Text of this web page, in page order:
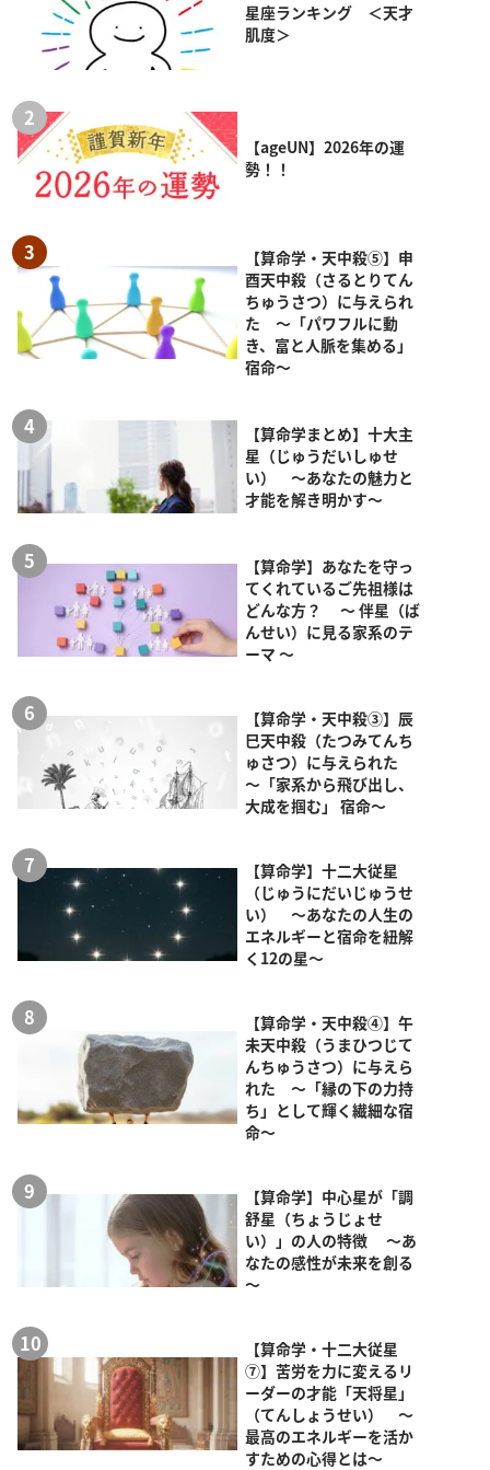
星座ランキング ＜天才
肌度＞
【ageUN】2026年の運
勢！！
【算命学・天中殺⑤】申
酉天中殺（さるとりてん
ちゅうさつ）に与えられ
た ～「パワフルに動
き、富と人脈を集める」
宿命～
【算命学まとめ】十大主
星（じゅうだいしゅせ
い） ～あなたの魅力と
才能を解き明かす～
【算命学】あなたを守っ
てくれているご先祖様は
どんな方？ ～ 伴星（ば
んせい）に見る家系のテ
ーマ ～
【算命学・天中殺③】辰
巳天中殺（たつみてんち
ゅさつ）に与えられた
～「家系から飛び出し、
大成を掴む」 宿命～
【算命学】十二大従星
（じゅうにだいじゅうせ
い） ～あなたの人生の
エネルギーと宿命を紐解
く12の星～
【算命学・天中殺④】午
未天中殺（うまひつじて
んちゅうさつ）に与えら
れた ～「縁の下の力持
ち」として輝く繊細な宿
命～
【算命学】中心星が「調
舒星（ちょうじょせ
い）」の人の特徴 ～あ
なたの感性が未来を創る
～
【算命学・十二大従星
⑦】苦労を力に変えるリ
ーダーの才能「天将星」
（てんしょうせい） ～
最高のエネルギーを活か
すための心得とは～